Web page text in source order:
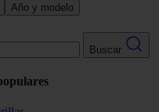
Año y modelo
Buscar